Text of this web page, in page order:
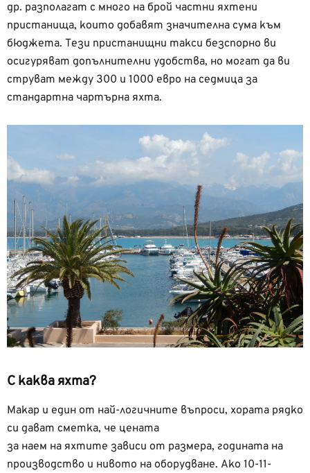
др. разполагат с много на брой частни яхтени
пристанища, които добавят значителна сума към
бюджета. Тези пристанищни такси безспорно ви
осигуряват допълнителни удобства, но могат да ви
струват между 300 и 1000 евро на седмица за
стандартна чартърна яхта.
С каква яхта?
Макар и един от най-логичните въпроси, хората рядко
си дават сметка, че цената
за наем на яхтите зависи от размера, годината на
производство и нивото на оборудване. Ако 10-11-